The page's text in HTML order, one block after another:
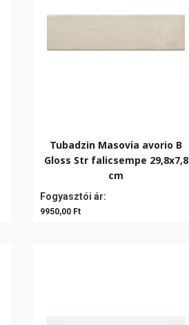
Tubadzin Masovia avorio B
Gloss Str falicsempe 29,8x7,8
cm
Fogyasztói ár:
9950,00 Ft